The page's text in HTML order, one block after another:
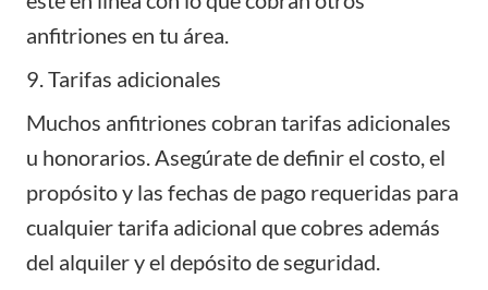
anfitriones en tu área.
9. Tarifas adicionales
Muchos anfitriones cobran tarifas adicionales
u honorarios. Asegúrate de definir el costo, el
propósito y las fechas de pago requeridas para
cualquier tarifa adicional que cobres además
del alquiler y el depósito de seguridad.